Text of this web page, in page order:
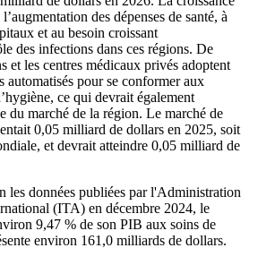
des dépenses de santé, à
et au besoin croissant
des infections dans ces régions. De
et les centres médicaux privés adoptent
automatisés pour se conformer aux
ce qui devrait également
du marché de la région. Le marché de
0,05 milliard de dollars en 2025, soit
et devrait atteindre 0,05 milliard de
les données publiées par l'Administration
(ITA) en décembre 2024, le
9,47 % de son PIB aux soins de
environ 161,0 milliards de dollars.